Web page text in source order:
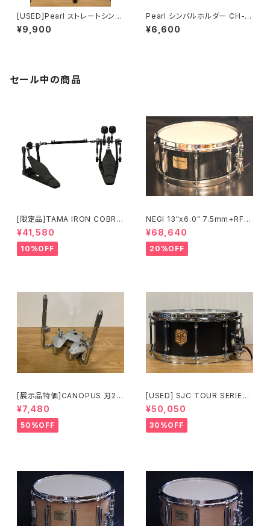
[USED]Pearl ストレートシンバ
ル スタンド C-1030
¥9,900
Pearl シンバルホルダー CH-8
30S
¥6,600
セール中の商品
[限定品]TAMA IRON COBRA
600 Pedal DARK SHADOW
Edition Twin Pedal HP600
DTWMB
¥41,580
10%OFF
NEGI 13"x6.0" 7.5mm+RF
ビーチスネア S-B75R1360D8
-S2BK
¥68,640
20%OFF
[展示品特価]CANOPUS 刃2専
用ダブルタムクランプ Y-WTC
¥7,480
50%OFF
[USED] SJC TOUR SERIES
SNARE 14 × 6.5 マットブラッ
ク
¥50,050
30%OFF